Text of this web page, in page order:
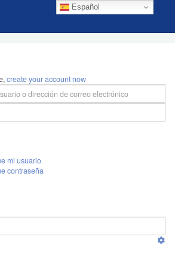
Español
create your account now
mi usuario
contraseña